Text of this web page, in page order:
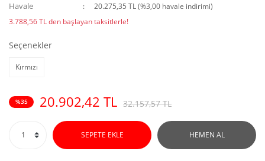
Havale
20.275,35 TL (%3,00 havale indirimi)
3.788,56 TL den başlayan taksitlerle!
Seçenekler
Kırmızı
%35 20.902,42 TL 32.157,57 TL
SEPETE EKLE HEMEN AL